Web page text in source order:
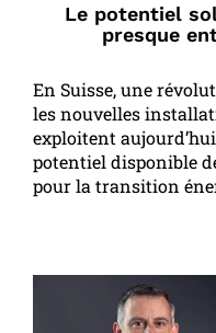
Le potentiel
presque
En Suisse, une
les nouvelles
exploitent
potentiel disponible
pour la transition